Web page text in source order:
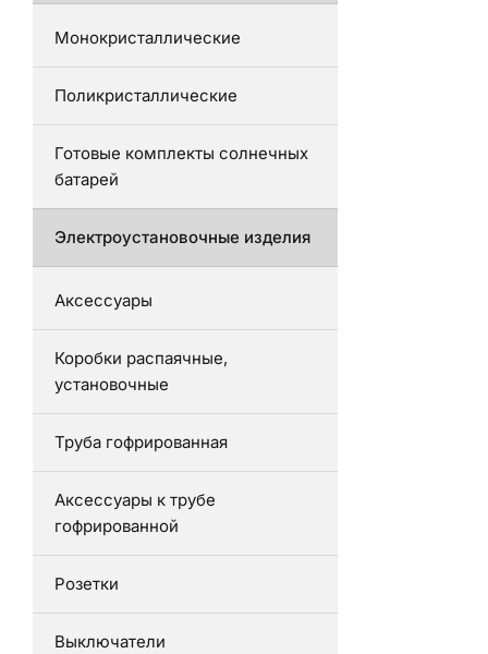
Монокристаллические
Поликристаллические
Готовые комплекты солнечных
батарей
Электроустановочные изделия
Аксессуары
Коробки распаячные,
установочные
Труба гофрированная
Аксессуары к трубе
гофрированной
Розетки
Выключатели